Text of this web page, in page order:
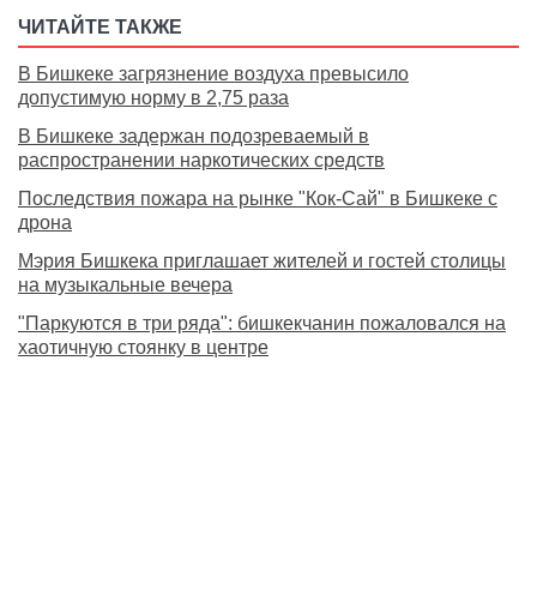
ЧИТАЙТЕ ТАКЖЕ
В Бишкеке загрязнение воздуха превысило
допустимую норму в 2,75 раза
В Бишкеке задержан подозреваемый в
распространении наркотических средств
Последствия пожара на рынке "Кок-Сай" в Бишкеке с
дрона
Мэрия Бишкека приглашает жителей и гостей столицы
на музыкальные вечера
"Паркуются в три ряда": бишкекчанин пожаловался на
хаотичную стоянку в центре